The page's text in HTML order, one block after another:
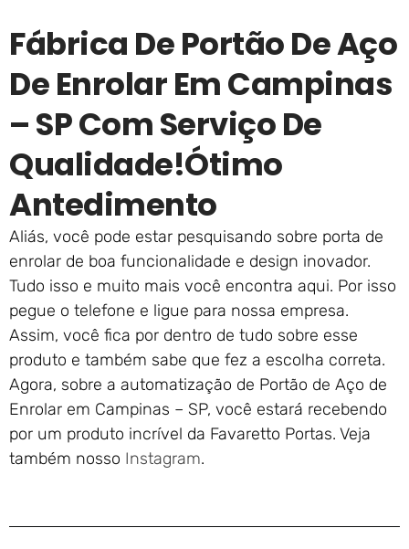
Fábrica De Portão De Aço
De Enrolar Em Campinas
– SP Com Serviço De
Qualidade!ótimo
Antedimento
Aliás, você pode estar pesquisando sobre porta de
enrolar de boa funcionalidade e design inovador.
Tudo isso e muito mais você encontra aqui. Por isso
pegue o telefone e ligue para nossa empresa.
Assim, você fica por dentro de tudo sobre esse
produto e também sabe que fez a escolha correta.
Agora, sobre a automatização de Portão de Aço de
Enrolar em Campinas – SP, você estará recebendo
por um produto incrível da Favaretto Portas. Veja
também nosso Instagram.